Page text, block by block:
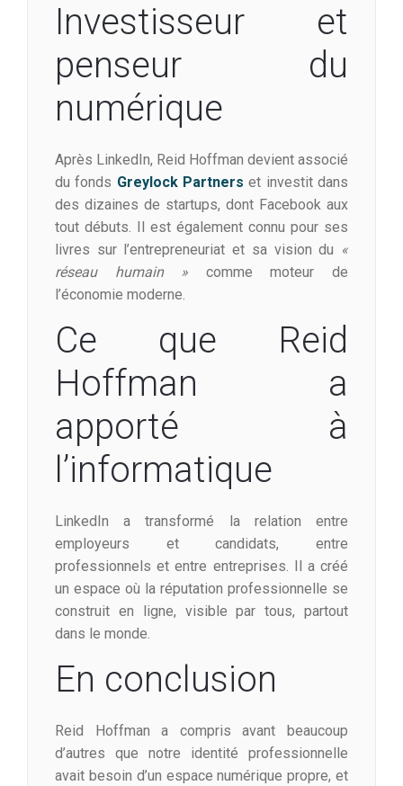
Investisseur et
penseur du
numérique
Après LinkedIn, Reid Hoffman devient associé
du fonds Greylock Partners et investit dans
des dizaines de startups, dont Facebook aux
tout débuts. Il est également connu pour ses
livres sur l’entrepreneuriat et sa vision du «
réseau humain » comme moteur de
l’économie moderne.
Ce que Reid
Hoffman a
apporté à
l’informatique
LinkedIn a transformé la relation entre
employeurs et candidats, entre
professionnels et entre entreprises. Il a créé
un espace où la réputation professionnelle se
construit en ligne, visible par tous, partout
dans le monde.
En conclusion
Reid Hoffman a compris avant beaucoup
d’autres que notre identité professionnelle
avait besoin d’un espace numérique propre, et